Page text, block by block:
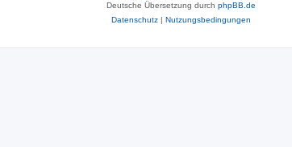
Deutsche Übersetzung durch phpBB.de
Datenschutz| Nutzungsbedingungen